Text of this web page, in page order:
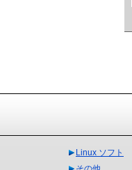
Linux ソフト